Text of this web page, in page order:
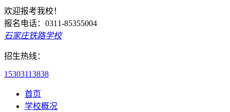
欢迎报考我校！
报名电话：0311-85355004
石家庄铁路学校
招生热线：
15303113838
首页
学校概况